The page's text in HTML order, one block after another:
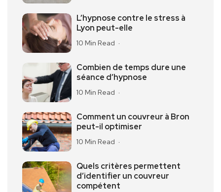
L’hypnose contre le stress à
Lyon peut-elle
10 Min Read
Combien de temps dure une
séance d’hypnose
10 Min Read
Comment un couvreur à Bron
peut-il optimiser
10 Min Read
Quels critères permettent
d’identifier un couvreur
compétent